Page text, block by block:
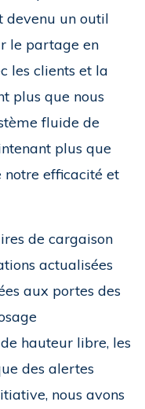
devenu un outil
le partage en
les clients et la
plus que nous
fluide de
plus que
efficacité et
de cargaison
actualisées
aux portes des
hauteur libre, les
des alertes
nous avons